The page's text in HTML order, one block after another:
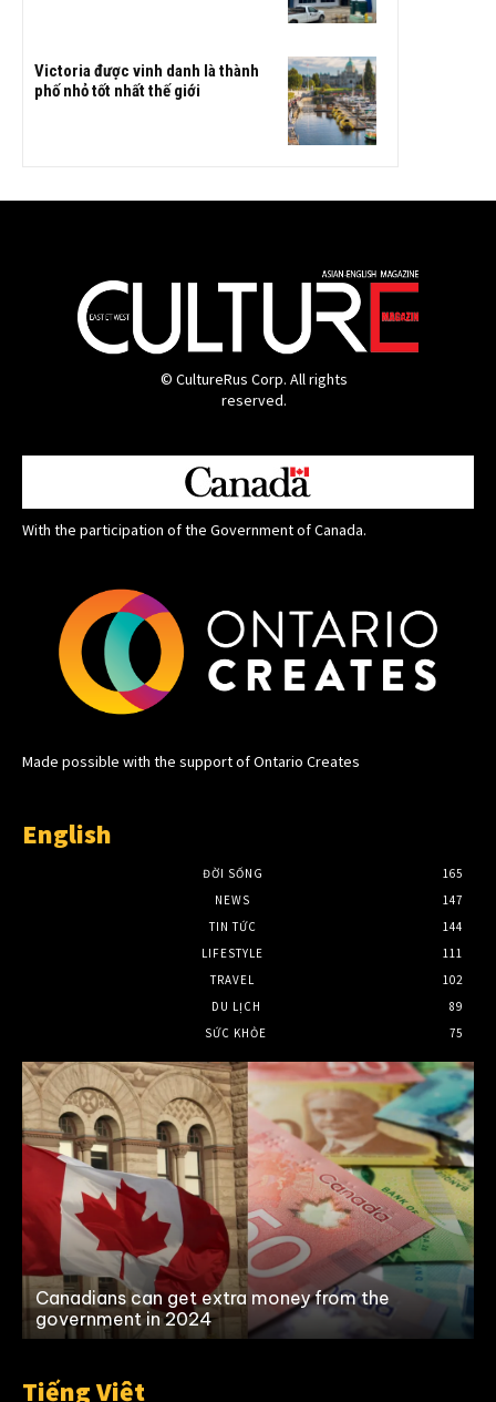
Victoria được vinh danh là thành
phố nhỏ tốt nhất thế giới
© CultureRus Corp. All rights
reserved.
With the participation of the Government of Canada.
Made possible with the support of Ontario Creates
English
ĐỜI SỐNG
165
NEWS
147
TIN TỨC
144
LIFESTYLE
111
TRAVEL
102
DU LỊCH
89
SỨC KHỎE
75
Canadians can get extra money from the
government in 2024
Tiếng Việt